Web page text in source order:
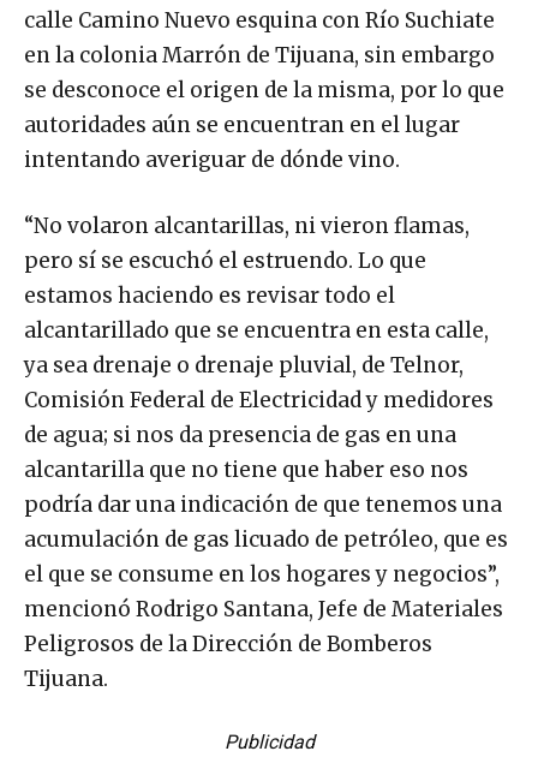
calle Camino Nuevo esquina con Río Suchiate
en la colonia Marrón de Tijuana, sin embargo
se desconoce el origen de la misma, por lo que
autoridades aún se encuentran en el lugar
intentando averiguar de dónde vino.
“No volaron alcantarillas, ni vieron flamas,
pero sí se escuchó el estruendo. Lo que
estamos haciendo es revisar todo el
alcantarillado que se encuentra en esta calle,
ya sea drenaje o drenaje pluvial, de Telnor,
Comisión Federal de Electricidad y medidores
de agua; si nos da presencia de gas en una
alcantarilla que no tiene que haber eso nos
podría dar una indicación de que tenemos una
acumulación de gas licuado de petróleo, que es
el que se consume en los hogares y negocios”,
mencionó Rodrigo Santana, Jefe de Materiales
Peligrosos de la Dirección de Bomberos
Tijuana.
Publicidad